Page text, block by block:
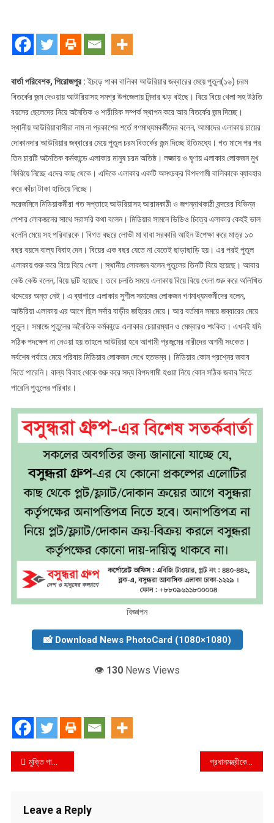
বার্তা পরিবেশক, পিরোজপুর :ইচড়ে পাকা বালিকা আউরিয়ার জব্বারের মেয়ে পুতুল(১৬) চরম
বিতর্কের জন্ম দেওয়ায় আউরিয়াসহ সমগ্র উপজেলায় নিন্দার ঝড় বইছে। বিয়ে বিয়ে খেলা সহ উঠতি
বয়সের ছেলেদের নিয়ে অনৈতিক ও শারীরিক সম্পর্ক স্থাপন করে আর বিতর্কের জন্ম দিচ্ছে।
স্থানীয় আউরিয়াবাসীরা নাম না প্রকাশের শর্তে গণমাধ্যমকর্মীদের বলেন, আমাদের এলাকায় চায়ের
দোকানদার আউরিয়ার জব্বারের মেয়ে পুতুল চরম বিতর্কের জন্ম দিচ্ছে ইতিমধ্যে। গত মাসে পর পর
তিন চারটি অনৈতিক কর্মকান্ডে এলাকার মানুষ চরম অতিষ্ঠ। লজ্জায় ও ঘৃণায় এলাকার লোকজন মুখ
ফিরিয়ে নিচ্ছে এদের কাছ থেকে। এদিকে এলাকার একটি অসৎচক্র বিপদগামী বালিকাকে ব্যাবহার
করে কাঁচা টাকা হাতিয়ে নিচ্ছে।
সরেজমিনে মিডিয়াকর্মীরা গত সপ্তাহে আউরিয়াসহ আরামকাঠী ও জগন্নাথকাঠী বন্দরের বিভিন্ন
পেশার লোকজনের সাথে সরাসরি কথা বলেন। মিডিয়ার সামনে ভিডিও চিত্রে এলাকার কেহই ভাল
বলেনি মেয়ে সহ পরিবারকে। বিগত বছরে লোভী মা বাবা সরকারি আইন উপেক্ষা করে মাত্র ১৩
বছর বয়সে বাল্য বিবাহ দেন। বিয়ের এক বছর যেতে না যেতেই ছাড়াছাড়ি হয়। এর পরই পুতুল
এলাকায় শুরু করে বিয়ে বিয়ে খেলা। স্থানীয় লোকজন বলেন পুতুলের তিনটি বিয়ে হয়েছে। আবার
কেউ কেউ বলেন, বিয়ে দুটি হয়েছে। তবে চলতি সময়ে এলাকায় বিয়ে বিয়ে খেলা শুরু করে অলিখিত
খদ্দেরের অন্ত নেই। এ ব্যাপারে এলাকার সুশীল সমাজের লোকজন গণমাধ্যমকর্মীদের বলেন,
আউরিয়া এলাকায় এর আগে ছিল সর্দার বাড়ীর জহিরের মেয়ে। আর বর্তমান সময়ে জব্বারের মেয়ে
পুতুল। সমাজে পুতুলের অনৈতিক কর্মকান্ডে এলাকার চেয়ারম্যান ও মেম্বারও শংকিত। এখনই যদি
সঠিক পদক্ষেপ না নেওয়া হয় তাহলে আউরিয়া হবে আগামী প্রজন্মের নারীদের অশনী সংকেত।
সর্বশেষ পর্যায়ে মেয়ে পরিবার মিডিয়ার লোকজন দেখে হতভম্ব। মিডিয়ার কোন প্রশ্নের জবাব
দিতে পারেনি। বাল্য বিবাহ থেকে শুরু করে সদ্য বিপদগামী হওয়া নিয়ে কোন সঠিক জবাব দিতে
পারেনি পুতুলের পরিবার।
বিজ্ঞাপন
📸 Download News PhotoCard (1080×1080)
👁️ 130 News Views
Post
মুক্তি পাচ্ছেন খালেদা জিয়া! প্রধানমন্ত্রীকে বঙ্গবন্ধু গবেষণা পরিষদের অভিনন্দন
Leave a Reply